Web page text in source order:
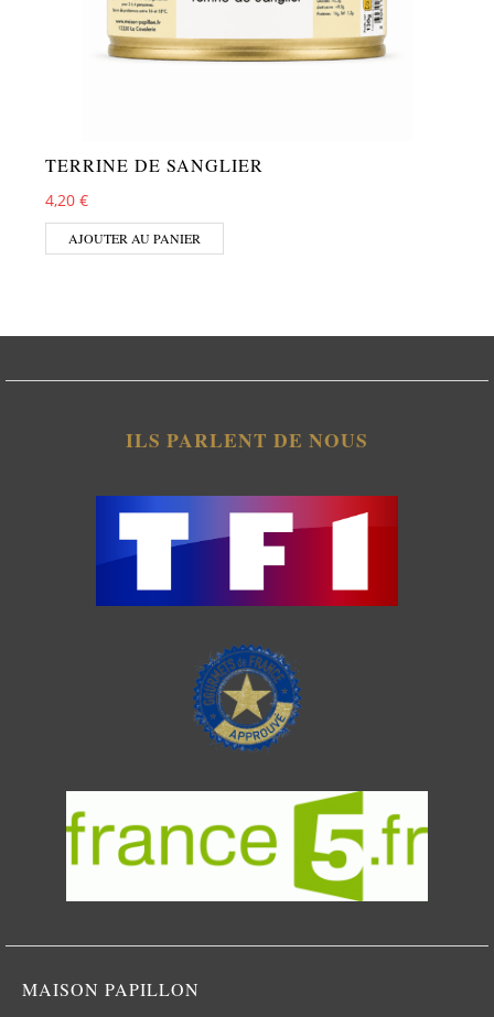
TERRINE DE SANGLIER
4,20 €
AJOUTER AU PANIER
ILS PARLENT DE NOUS
MAISON PAPILLON